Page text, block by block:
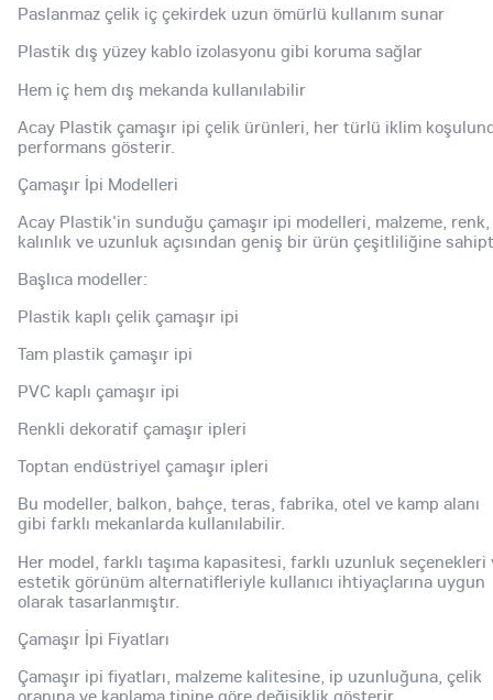
Paslanmaz çelik iç çekirdek uzun ömürlü kullanım sunar
Plastik dış yüzey kablo izolasyonu gibi koruma sağlar
Hem iç hem dış mekanda kullanılabilir
Acay Plastik çamaşır ipi çelik ürünleri, her türlü iklim
performans gösterir.
Çamaşır İpi Modelleri
Acay Plastik'in sunduğu çamaşır ipi modelleri, malzeme, renk,
kalınlık ve uzunluk açısından geniş bir ürün çeşitliliğine
Başlıca modeller:
Plastik kaplı çelik çamaşır ipi
Tam plastik çamaşır ipi
PVC kaplı çamaşır ipi
Renkli dekoratif çamaşır ipleri
Toptan endüstriyel çamaşır ipleri
Bu modeller, balkon, bahçe, teras, fabrika, otel ve kamp alanı
gibi farklı mekanlarda kullanılabilir.
Her model, farklı taşıma kapasitesi, farklı uzunluk seçenekleri
estetik görünüm alternatifleriyle kullanıcı ihtiyaçlarına uygun
olarak tasarlanmıştır.
Çamaşır İpi Fiyatları
Çamaşır ipi fiyatları, malzeme kalitesine, ip uzunluğuna, çelik
oranına ve kaplama tipine göre değişiklik gösterir.